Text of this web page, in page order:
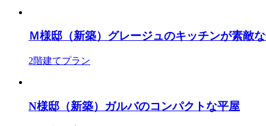
Ｍ様邸（新築）グレージュのキッチンが素敵
2階建てプラン
N様邸（新築）ガルバのコンパクトな平屋